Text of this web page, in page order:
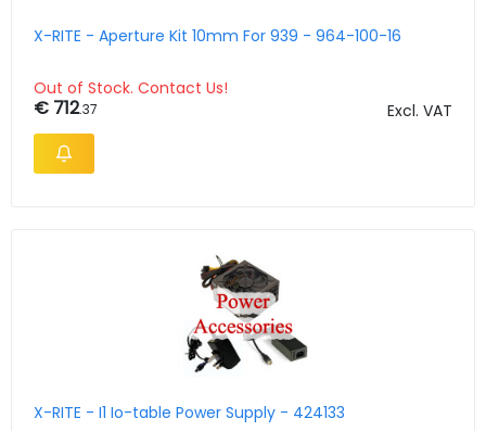
X-RITE - Aperture Kit 10mm For 939 - 964-100-16
Out of Stock. Contact Us!
€ 712.37 Excl. VAT
X-RITE - I1 Io-table Power Supply - 424133